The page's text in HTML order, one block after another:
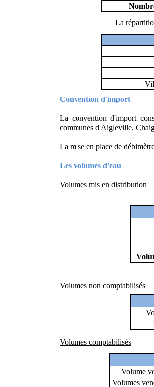
La
Convention d'import
La convention d'import
communes d'Aigleville,
La mise en place de
Les volumes d'eau
Volumes mis en distribution
Volumes non comptabilisés
Volumes comptabilisés
Volume
Volumes